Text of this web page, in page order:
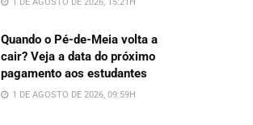
1 DE AGOSTO DE 2026, 15:21H
Quando o Pé-de-Meia volta a
cair? Veja a data do próximo
pagamento aos estudantes
1 DE AGOSTO DE 2026, 09:59H